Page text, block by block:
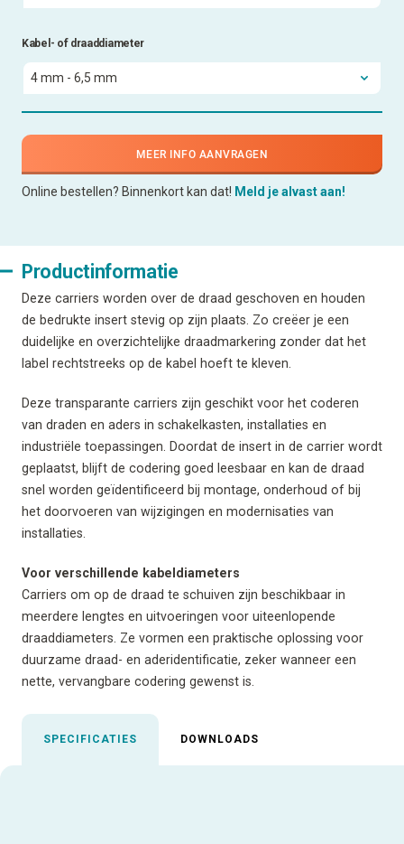
Kabel- of draaddiameter
MEER INFO AANVRAGEN
Online bestellen? Binnenkort kan dat! Meld je alvast aan!
Productinformatie
Deze carriers worden over de draad geschoven en houden
de bedrukte insert stevig op zijn plaats. Zo creëer je een
duidelijke en overzichtelijke draadmarkering zonder dat het
label rechtstreeks op de kabel hoeft te kleven.
Deze transparante carriers zijn geschikt voor het coderen
van draden en aders in schakelkasten, installaties en
industriële toepassingen. Doordat de insert in de carrier wordt
geplaatst, blijft de codering goed leesbaar en kan de draad
snel worden geïdentificeerd bij montage, onderhoud of bij
het doorvoeren van wijzigingen en modernisaties van
installaties.
Voor verschillende kabeldiameters
Carriers om op de draad te schuiven zijn beschikbaar in
meerdere lengtes en uitvoeringen voor uiteenlopende
draaddiameters. Ze vormen een praktische oplossing voor
duurzame draad- en aderidentificatie, zeker wanneer een
nette, vervangbare codering gewenst is.
SPECIFICATIES DOWNLOADS